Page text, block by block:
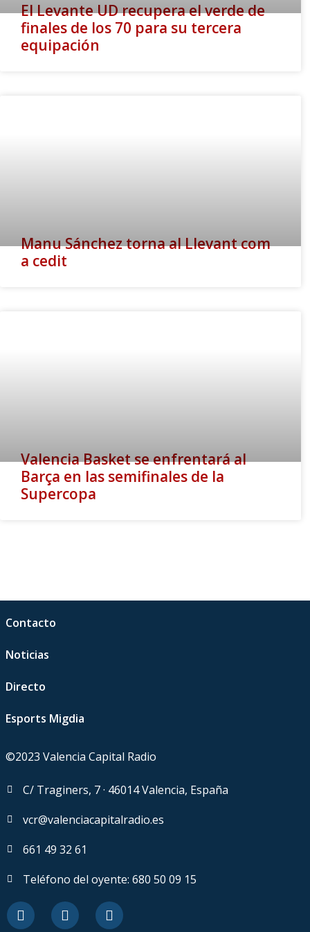
El Levante UD recupera el verde de
finales de los 70 para su tercera
equipación
Manu Sánchez torna al Llevant com
a cedit
Valencia Basket se enfrentará al
Barça en las semifinales de la
Supercopa
Contacto
Noticias
Directo
Esports Migdia
©2023 Valencia Capital Radio
C/ Traginers, 7 · 46014 Valencia, España
vcr@valenciacapitalradio.es
661 49 32 61
Teléfono del oyente: 680 50 09 15